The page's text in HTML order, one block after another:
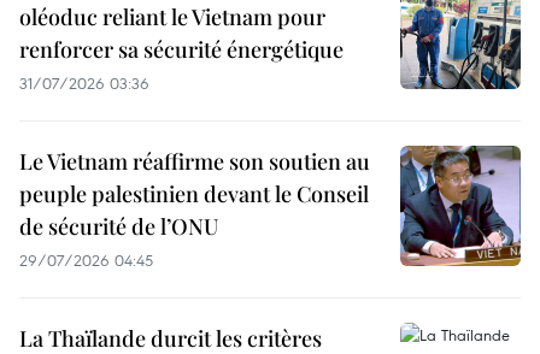
oléoduc reliant le Vietnam pour
renforcer sa sécurité énergétique
31/07/2026 03:36
Le Vietnam réaffirme son soutien au
peuple palestinien devant le Conseil
de sécurité de l’ONU
29/07/2026 04:45
La Thaïlande durcit les critères